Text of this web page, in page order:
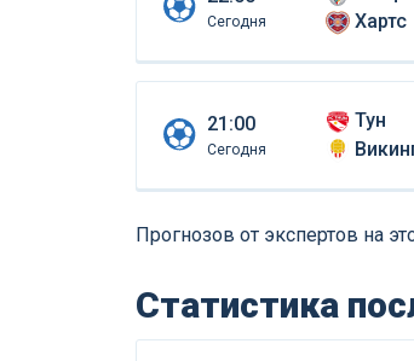
Сегодня
Хартс
21:00
Сегодня
Тун
Прогнозов от экспертов на
Статистика